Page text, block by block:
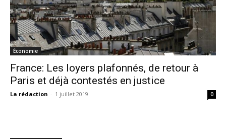
Économie
France: Les loyers plafonnés, de retour à
Paris et déjà contestés en justice
La rédaction - 1 juillet 2019 0